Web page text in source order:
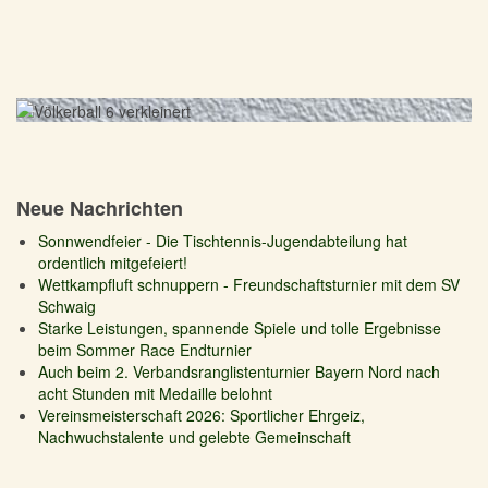
Neue Nachrichten
Sonnwendfeier - Die Tischtennis-Jugendabteilung hat
ordentlich mitgefeiert!
Wettkampfluft schnuppern - Freundschaftsturnier mit dem SV
Schwaig
Starke Leistungen, spannende Spiele und tolle Ergebnisse
beim Sommer Race Endturnier
Auch beim 2. Verbandsranglistenturnier Bayern Nord nach
acht Stunden mit Medaille belohnt
Vereinsmeisterschaft 2026: Sportlicher Ehrgeiz,
Nachwuchstalente und gelebte Gemeinschaft